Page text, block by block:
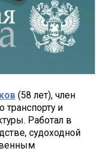
(58 лет), член
транспорту и
Работал в
судоходной